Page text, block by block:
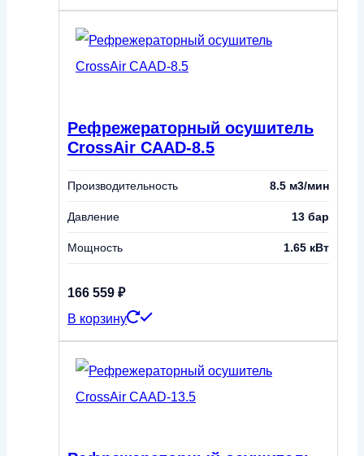
Рефрежераторный осушитель
CrossAir CAAD-8.5
Производительность 8.5 м3/мин
Давление 13 бар
Мощность 1.65 кВт
166 559 ₽
В корзину